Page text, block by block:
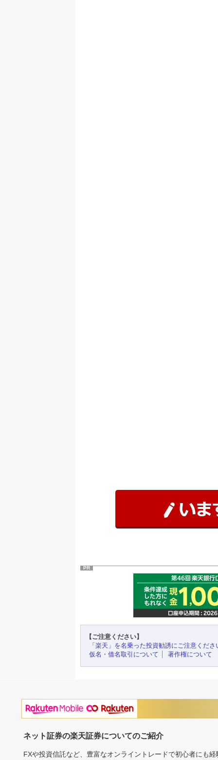
PR
【ご注意ください】
「楽天」を名乗った投資勧誘にご注意くださ
仮名・借名取引について
著作権について
ネット証券の楽天証券についてのご紹介
FXや投資信託など、豊富なオンライントレードで初心者にも